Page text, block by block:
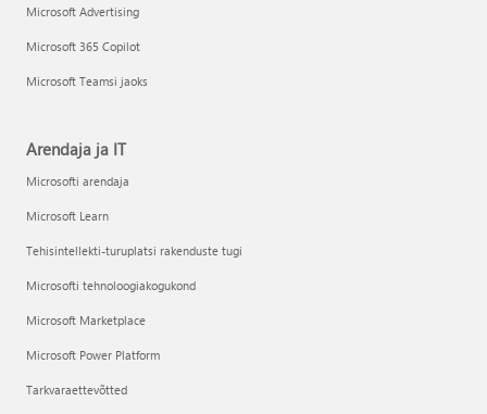
Microsoft Advertising
Microsoft 365 Copilot
Microsoft Teamsi jaoks
Arendaja ja IT
Microsofti arendaja
Microsoft Learn
Tehisintellekti-turuplatsi rakenduste tugi
Microsofti tehnoloogiakogukond
Microsoft Marketplace
Microsoft Power Platform
Tarkvaraettevõtted